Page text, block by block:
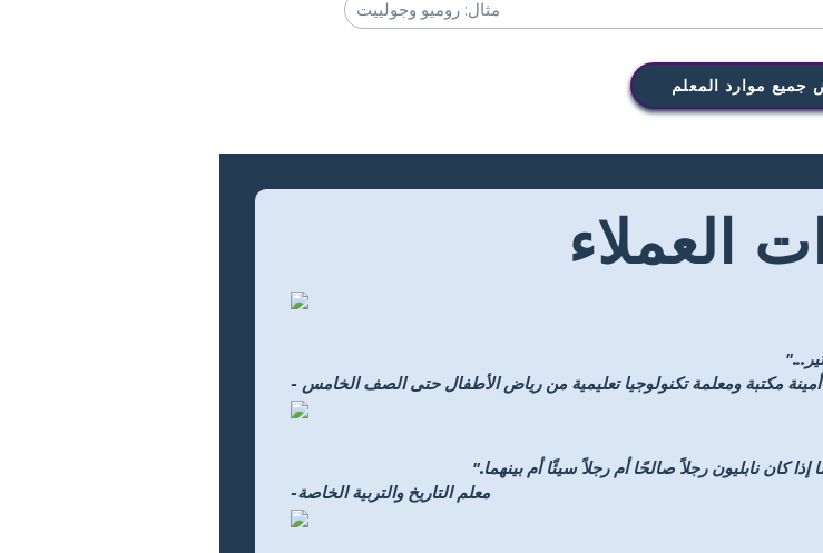
موارد المعلم
العملاء
- أمينة مكتبة ومعلمة تكنولوجيا تعليمية من رياض الأطفال حتى الصف الخامس
كان نابليون رجلاً صالحًا أم رجلاً سيئًا أم بينهما."
-معلم التاريخ والتربية الخاصة